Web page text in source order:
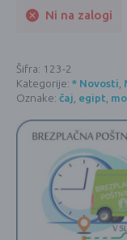
Ni na zalogi
Šifra: 123-2
Kategorije: * Novosti,
Oznake: čaj, egipt,